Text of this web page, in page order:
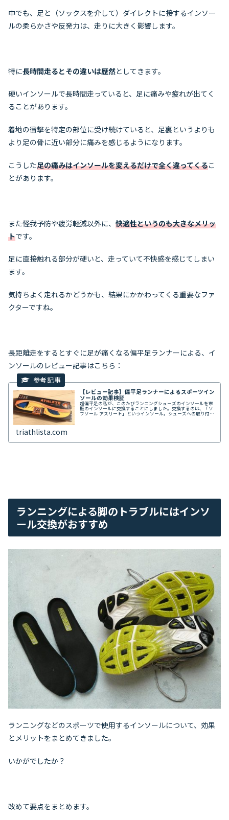
中でも、足と（ソックスを介して）ダイレクトに接するインソー
ルの柔らかさや反発力は、走りに大きく影響します。
特に長時間走るとその違いは歴然としてきます。
硬いインソールで長時間走っていると、足に痛みや疲れが出てく
ることがあります。
着地の衝撃を特定の部位に受け続けていると、足裏というよりも
より足の骨に近い部分に痛みを感じるようになります。
こうした足の痛みはインソールを変えるだけで全く違ってくるこ
とがあります。
また怪我予防や疲労軽減以外に、 快適性というのも大きなメリッ
トです。
足に直接触れる部分が硬いと、走っていて不快感を感じてしまい
ます。
気持ちよく走れるかどうかも、結果にかかわってくる重要なファ
クターですね。
長距離走をするとすぐに足が痛くなる偏平足ランナーによる、イ
ンソールのレビュー記事はこちら：
【レビュー記事】偏平足ランナーによるスポーツイン
ソールの効果検証
超偏平足の私が、このたびランニングシューズのインソールを市
販のインソールに交換することにしました。交換するのは、「ソ
フソール アスリート」というインソール。シューズへの取り付
triathlista.com
ランニングによる脚のトラブルにはインソ
ール交換がおすすめ
ランニングなどのスポーツで使用するインソールについて、効果
とメリットをまとめてきました。
いかがでしたか？
改めて要点をまとめます。